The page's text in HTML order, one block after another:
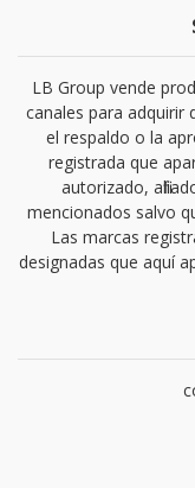
LB Group vende
canales para adquirir
el respaldo o la
registrada que
autorizado,
mencionados salvo
Las marcas
designadas que aquí